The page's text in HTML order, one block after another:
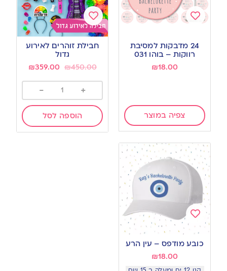
to
wishlist
24 מדבקות למסיבת
רווקות – בוהו 031
₪18.00
צפיה במוצר
Add
to
חבילת זוהרים לאירוע
גדול
₪450.00
₪359.00
+
-
הוספה לסל
Add
to
כובע מודפס – עין הרע
₪18.00